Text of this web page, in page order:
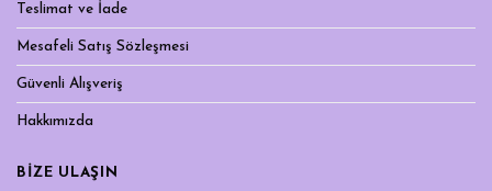
Teslimat ve İade
Mesafeli Satış Sözleşmesi
Güvenli Alışveriş
Hakkımızda
BIZE ULAŞIN